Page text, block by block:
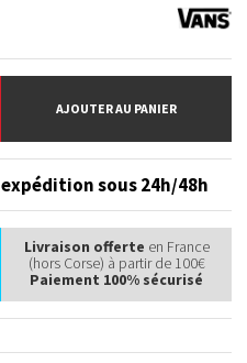
AJOUTER AU PANIER
expédition sous 24h/48h
Livraison offerte en France
(hors Corse) à partir de 100€
Paiement 100% sécurisé